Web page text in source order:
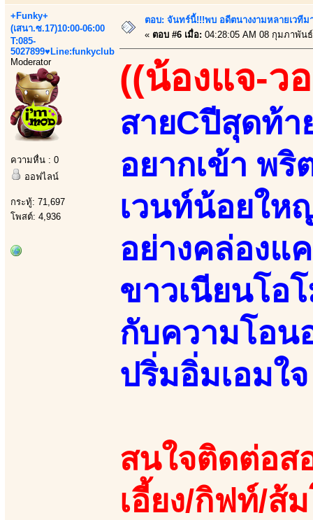
+Funky+
(เสนา.ซ.17)10:00-06:00
T:085-
5027899♥Line:funkyclub
Moderator
ความหื่น : 0
ออฟไลน์
กระทู้: 71,697
โพสต์: 4,936
ตอบ: จันทร์นี้!!!พบ อดีตนางงามหลายเวที
« ตอบ #6 เมื่อ: 04:28:05 AM 08 กุมภาพัน
((น้องแจ-ว
สายCปีสุดท้
อยากเข้า พริ
เวนท์น้อยให
อย่างคล่องแ
ขาวเนียนโอ
กับความโอน
ปริ่มอิ่มเอมใจ
สนใจติดต่อส
เอี้ยง/กิฟท์/ส้